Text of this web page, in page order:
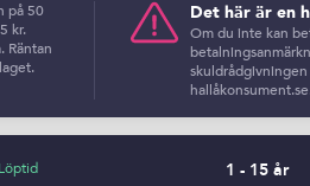
på 50
kr.
Räntan
Det här är en
Om du inte kan
Löptid 1 - 15 år